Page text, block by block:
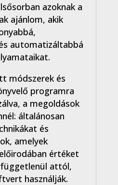
azoknak a
ajánlom, akik
automatizáltabbá
módszerek és
programra
a megoldások
általánosan
és
amelyek
értéket
attól,
használják.